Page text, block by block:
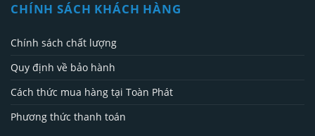
CHÍNH SÁCH KHÁCH HÀNG
Chính sách chất lượng
Quy định về bảo hành
Cách thức mua hàng tại Toàn Phát
Phương thức thanh toán